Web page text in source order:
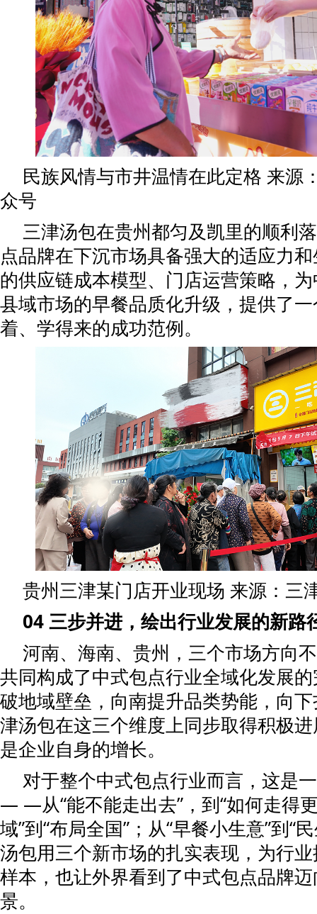
民族风情与市井温情在此定格 来源
众号
三津汤包在贵州都匀及凯里的顺利
点品牌在下沉市场具备强大的适应力
的供应链成本模型、门店运营策略，
县域市场的早餐品质化升级，提供了
着、学得来的成功范例。
贵州三津某门店开业现场 来源：三
04 三步并进，绘出行业发展的新路
河南、海南、贵州，三个市场方向
共同构成了中式包点行业全域化发展
破地域壁垒，向南提升品类势能，向
津汤包在这三个维度上同步取得积极
是企业自身的增长。
对于整个中式包点行业而言，这是
— —从“能不能走出去”，到“如何走得
域”到“布局全国”；从“早餐小生意”到“
汤包用三个新市场的扎实表现，为行
样本，也让外界看到了中式包点品牌
景。